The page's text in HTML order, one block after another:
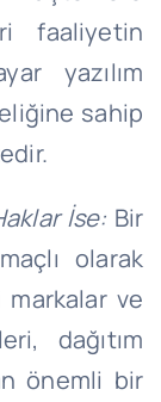
faaliyetin
yazılım
sahip
İse: Bir
olarak
markalar ve
dağıtım
önemli bir